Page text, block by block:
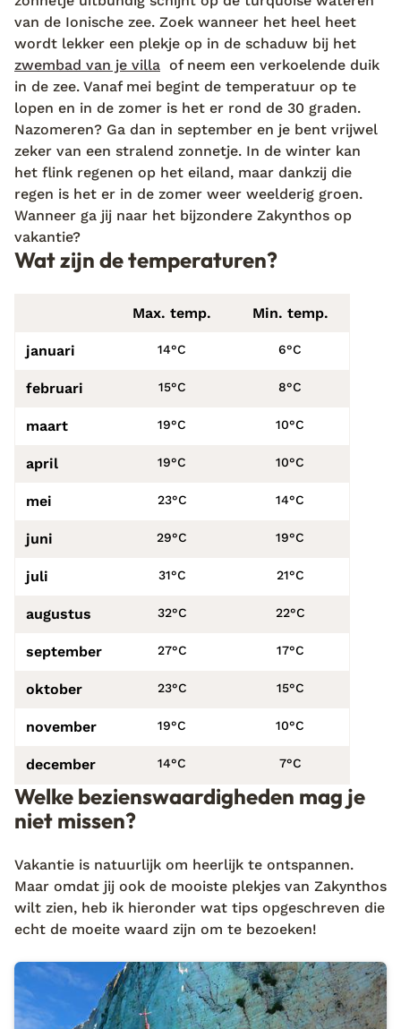
van de Ionische zee. Zoek wanneer het heel heet
wordt lekker een plekje op in de schaduw bij het
zwembad van je villa of neem een verkoelende duik
in de zee. Vanaf mei begint de temperatuur op te
lopen en in de zomer is het er rond de 30 graden.
Nazomeren? Ga dan in september en je bent vrijwel
zeker van een stralend zonnetje. In de winter kan
het flink regenen op het eiland, maar dankzij die
regen is het er in de zomer weer weelderig groen.
Wanneer ga jij naar het bijzondere Zakynthos op
vakantie?
Wat zijn de temperaturen?
Max. temp. Min. temp.
januari 14°C 6°C
februari 15°C 8°C
maart 19°C 10°C
april 19°C 10°C
mei 23°C 14°C
juni 29°C 19°C
juli 31°C 21°C
augustus 32°C 22°C
september 27°C 17°C
oktober 23°C 15°C
november 19°C 10°C
december 14°C 7°C
Welke bezienswaardigheden mag je
niet missen?
Vakantie is natuurlijk om heerlijk te ontspannen.
Maar omdat jij ook de mooiste plekjes van Zakynthos
wilt zien, heb ik hieronder wat tips opgeschreven die
echt de moeite waard zijn om te bezoeken!